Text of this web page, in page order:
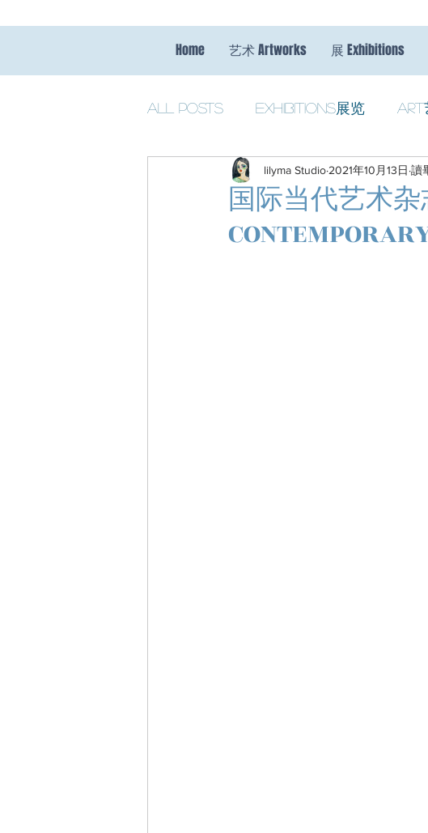
Home 艺术 Artworks 展 Exhibitions
All Posts Exhibitions展览 Art
Music音乐 Team News
国际当代艺术杂
lilyma Studio 2021年10月13日 讀